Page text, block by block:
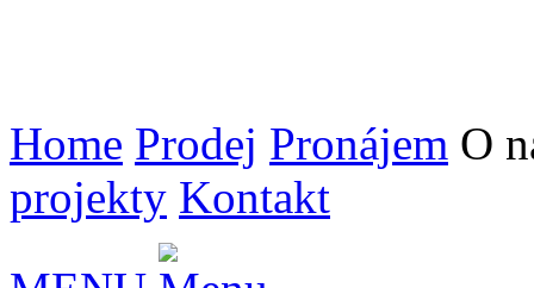
Home Prodej Pronájem O
projekty Kontakt